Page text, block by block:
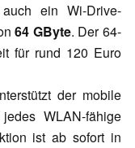
ein Wi-Drive-
64 GByte. Der 64-
für rund 120 Euro
der mobile
WLAN-fähige
ist ab sofort in